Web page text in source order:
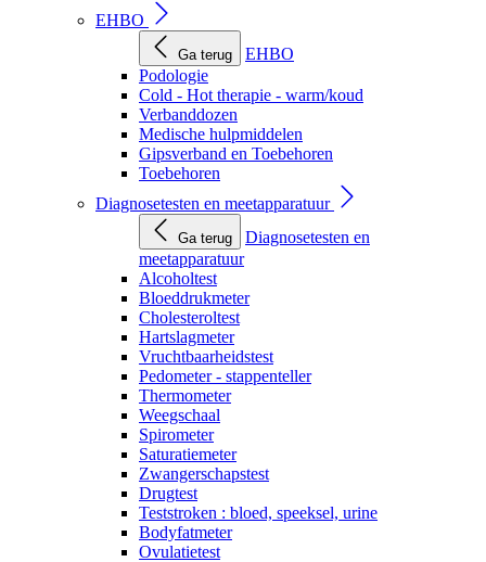
EHBO
Ga terug
EHBO
Podologie
Cold - Hot therapie - warm/koud
Verbanddozen
Medische hulpmiddelen
Gipsverband en Toebehoren
Toebehoren
Diagnosetesten en meetapparatuur
Ga terug
Diagnosetesten en
meetapparatuur
Alcoholtest
Bloeddrukmeter
Cholesteroltest
Hartslagmeter
Vruchtbaarheidstest
Pedometer - stappenteller
Thermometer
Weegschaal
Spirometer
Saturatiemeter
Zwangerschapstest
Drugtest
Teststroken : bloed, speeksel, urine
Bodyfatmeter
Ovulatietest